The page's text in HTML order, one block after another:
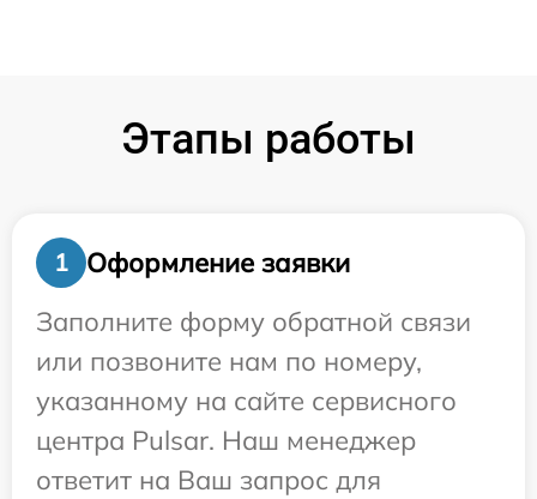
Этапы работы
1
Оформление заявки
Заполните форму обратной связи
или позвоните нам по номеру,
указанному на сайте сервисного
центра Pulsar. Наш менеджер
ответит на Ваш запрос для